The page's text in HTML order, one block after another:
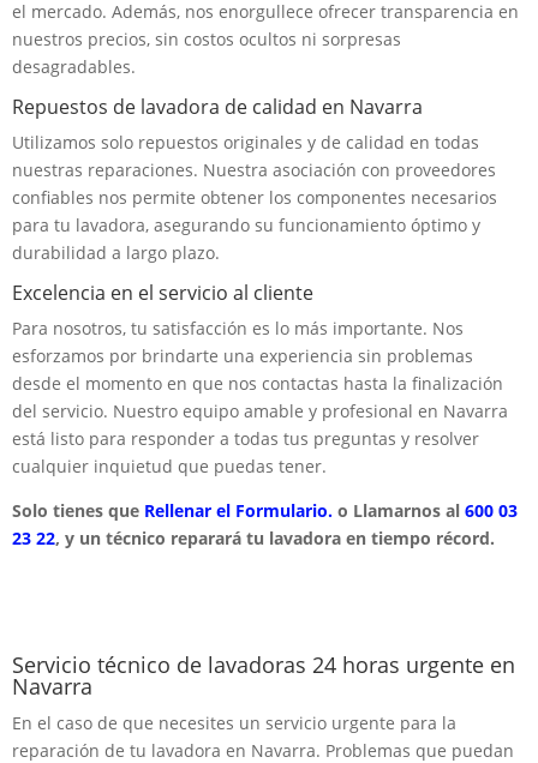
el mercado. Además, nos enorgullece ofrecer transparencia en
nuestros precios, sin costos ocultos ni sorpresas
desagradables.
Repuestos de lavadora de calidad en Navarra
Utilizamos solo repuestos originales y de calidad en todas
nuestras reparaciones. Nuestra asociación con proveedores
confiables nos permite obtener los componentes necesarios
para tu lavadora, asegurando su funcionamiento óptimo y
durabilidad a largo plazo.
Excelencia en el servicio al cliente
Para nosotros, tu satisfacción es lo más importante. Nos
esforzamos por brindarte una experiencia sin problemas
desde el momento en que nos contactas hasta la finalización
del servicio. Nuestro equipo amable y profesional en Navarra
está listo para responder a todas tus preguntas y resolver
cualquier inquietud que puedas tener.
Solo tienes que Rellenar el Formulario. o Llamarnos al 600 03
23 22, y un técnico reparará tu lavadora en tiempo récord.
Servicio técnico de lavadoras 24 horas urgente en
Navarra
En el caso de que necesites un servicio urgente para la
reparación de tu lavadora en Navarra. Problemas que puedan